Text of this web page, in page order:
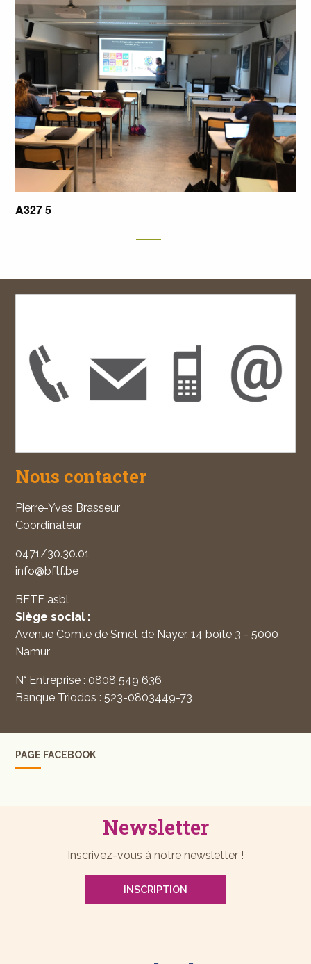
A327 5
Nous contacter
Pierre-Yves Brasseur
Coordinateur
0471/30.30.01
info@bftf.be
BFTF asbl
Siège social :
Avenue Comte de Smet de Nayer, 14 boîte 3 - 5000
Namur
N° Entreprise : 0808 549 636
Banque Triodos : 523-0803449-73
PAGE FACEBOOK
Newsletter
Inscrivez-vous à notre newsletter !
INSCRIPTION